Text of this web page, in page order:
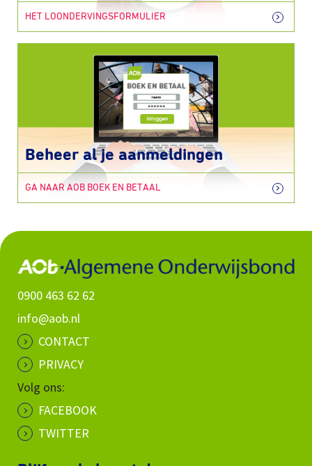
HET LOONDERVINGSFORMULIER
Beheer al je aanmeldingen
GA NAAR AOB BOEK EN BETAAL
0900 463 62 62
info@aob.nl
CONTACT
PRIVACY
Volg ons:
FACEBOOK
TWITTER